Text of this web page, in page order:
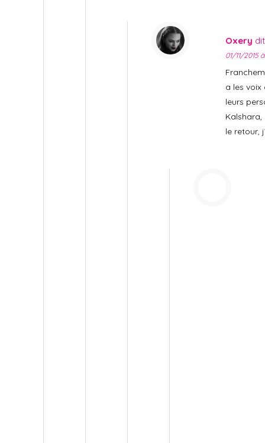
Oxery
01/11/2015 à
a les voix
leurs
le retour,